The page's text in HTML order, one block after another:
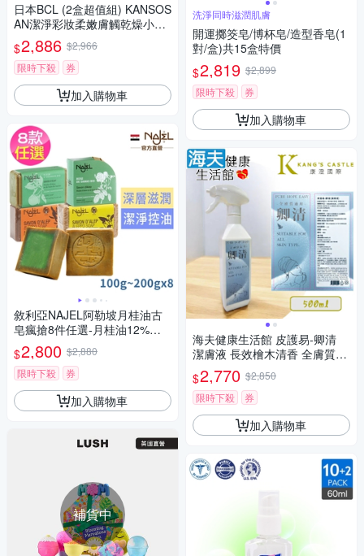
日本BCL (2盒超值組) KANSOS
AN潔淨彩妝柔嫩膚觸乾燥小姐
溫潤卸妝霜80g/盒(眼唇洗卸潔
顏霜,低摩擦力按摩潔面膏,乳化
濃妝溫和洗面乳液,無需2次洗
臉)
$2,886 $2,966
限時下殺
券
加入購物車
敘利亞NAJEL阿勒坡月桂油古
皂瘋搶8件任選-月桂油12%、
原味、檸檬、玫瑰、阿鞏油、
橙花、紫羅蘭、茉莉
$2,800 $2,880
限時下殺
券
加入購物車
補貨中
洗淨同時滋潤肌膚
開運擲筊皂/博杯皂/造型香皂(1
對/盒)共15盒特價
$2,819 $2,899
限時下殺
券
加入購物車
海夫健康生活館 皮護易-卿清
潔膚液 長效檜木清香 全膚質適
用 500ml*3入
$2,770 $2,850
限時下殺
券
加入購物車